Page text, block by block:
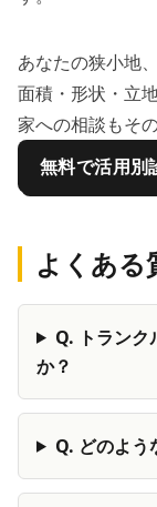
あなたの狭小地
面積・形状・立
家への相談もそ
無料で活用別
よくある
Q. トラン
か？
Q. どのよう